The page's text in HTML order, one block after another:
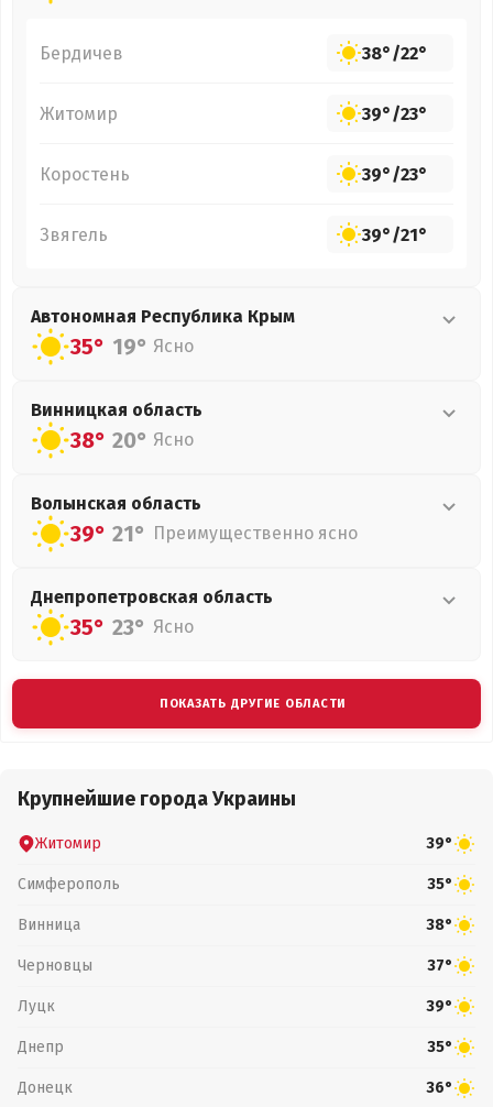
Бердичев 38°/22°
Житомир 39°/23°
Коростень 39°/23°
Звягель 39°/21°
Автономная Республика Крым
35° 19° Ясно
Винницкая область
38° 20° Ясно
Волынская область
39° 21° Преимущественно ясно
Днепропетровская область
35° 23° Ясно
ПОКАЗАТЬ ДРУГИЕ ОБЛАСТИ
Крупнейшие города Украины
Житомир 39°
Симферополь 35°
Винница 38°
Черновцы 37°
Луцк 39°
Днепр 35°
Донецк 36°